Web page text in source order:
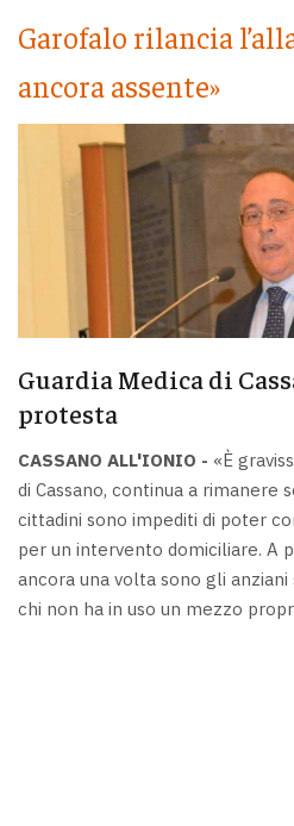
Garofalo rilancia
ancora assente»
Guardia Medica di
protesta
CASSANO ALL'IONIO - «È
di Cassano, continua a rimanere
cittadini sono impediti di poter
per un intervento domiciliare. A
ancora una volta sono gli
chi non ha in uso un mezzo